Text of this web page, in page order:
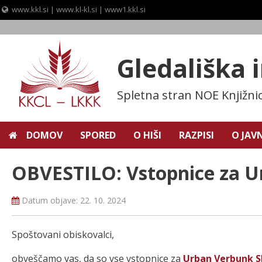
www.kkl.si | www.kl-kl.si | www1.kkl.si
Gledališka
Spletna stran NOE
DOMOV SPORED O HIŠI RAZPISI O
OBVESTILO: Vstopnice za
Datum objave: 22. 10. 2024
Spoštovani obiskovalci,
obveščamo vas, da so vse vstopnice za Urban Verbunk